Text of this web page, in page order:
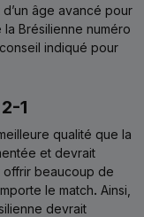
âge avancé pour
Brésilienne numéro
indiqué pour
1
qualité que la
et devrait
offrir beaucoup de
le match. Ainsi,
devrait